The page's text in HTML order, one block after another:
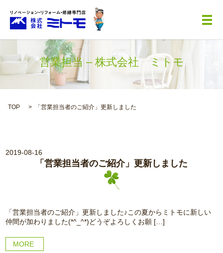
メ
営業担当 – 株式会社 ミトモ
TOP 「営業担当者のご紹介」更新しました
2019-08-16
「営業担当者のご紹介」更新しました
「営業担当者のご紹介」更新しました♪この夏からミトモに新しい
仲間が加わりました(*^_^*)どうぞよろしくお願 […]
MORE